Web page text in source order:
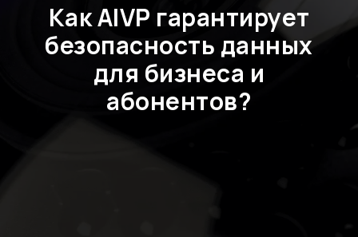
Как AIVP гарантирует
безопасность данных
для бизнеса и
абонентов?